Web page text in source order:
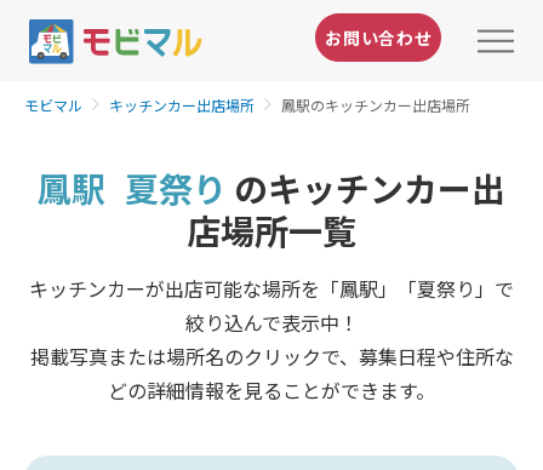
お問い合わせ
モビマル キッチンカー出店場所 鳳駅のキッチンカー出店場所
鳳駅 夏祭り のキッチンカー出
店場所一覧
キッチンカーが出店可能な場所を「鳳駅」「夏祭り」で
絞り込んで表示中！
掲載写真または場所名のクリックで、募集日程や住所な
どの詳細情報を見ることができます。